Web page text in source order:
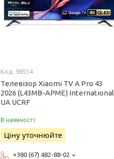
98554
Телевізор Xiaomi TV A Pro 43
2026 (L43MB-APME) International
UA UCRF
В наявності
Ціну уточнюйте
+380 (67) 482-88-02